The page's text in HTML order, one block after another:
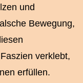
und
Bewegung,
verklebt,
erfüllen.